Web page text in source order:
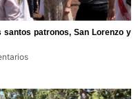
patronos, San Lorenzo y